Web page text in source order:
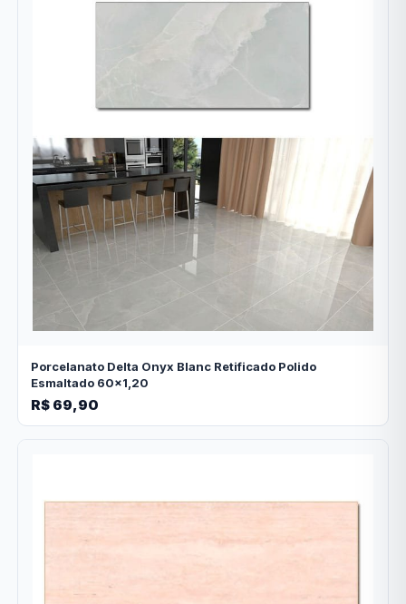
Porcelanato Delta Onyx Blanc Retificado Polido
Esmaltado 60x1,20
R$ 69,90